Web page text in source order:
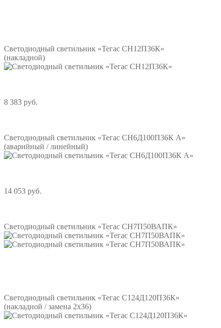
Светодиодный светильник «Тегас СН12П36К»
(накладной)
8 383 руб.
Светодиодный светильник «Тегас СН6Д100П36К А»
(аварийный / линейный)
14 053 руб.
Светодиодный светильник «Тегас СН7П50ВАПК»
Светодиодный светильник «Тегас С124Д120П36К»
(накладной / замена 2х36)